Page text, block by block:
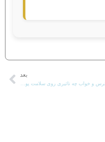
بعد
استرس و خواب چه تاثیری روی سلامت پوست ما دارند؟